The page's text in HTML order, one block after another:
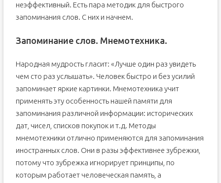
Языковые школы
Подборки Гунненмарка
Английский по фильмам, книгам и песням
Как выбрать свою методику изучения английского
языка?
неэффективный. Есть пара методик для быстрого
запоминания слов. С них и начнем.
Запоминание слов. Мнемотехника.
Народная мудрость гласит: «Лучше один раз увидеть
чем сто раз услышать». Человек быстро и без усилий
запоминает яркие картинки. Мнемотехника учит
применять эту особенность нашей памяти для
запоминания различной информации: исторических
дат, чисел, списков покупок и т.д. Методы
мнемотехники отлично применяются для запоминания
иностранных слов. Они в разы эффективнее зубрежки,
потому что зубрежка игнорирует принципы, по
которым работает человеческая память, а